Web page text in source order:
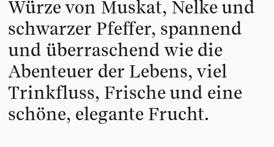
Würze von Muskat, Nelke und
schwarzer Pfeffer, spannend
und überraschend wie die
Abenteuer der Lebens, viel
Trinkfluss, Frische und eine
schöne, elegante Frucht.